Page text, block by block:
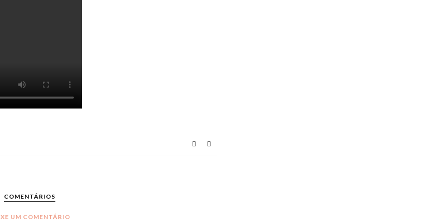
COMENTÁRIOS
UM COMENTÁRIO